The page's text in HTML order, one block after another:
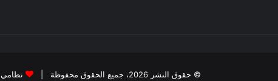
© حقوق النشر 2026، جميع الحقوق محفوظة | نظامي